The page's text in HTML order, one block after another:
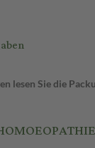
lesen Sie die